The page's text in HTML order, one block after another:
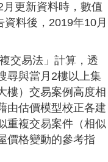
更新資料時，數值
料後，2019年10月
交易法」計算，透
尋與當月2樓以上集
樓）交易案例高度相
由估價模型校正各建
重複交易案件（相似
價格變動的參考指